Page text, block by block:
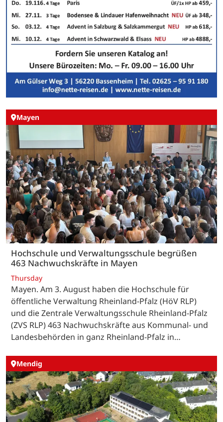
Mayen
Hochschule und Verwaltungsschule begrüßen
463 Nachwuchskräfte in Mayen
Thursday
Mayen. Am 3. August haben die Hochschule für
öffentliche Verwaltung Rheinland-Pfalz (HöV RLP)
und die Zentrale Verwaltungsschule Rheinland-Pfalz
(ZVS RLP) 463 Nachwuchskräfte aus Kommunal- und
Landesbehörden in ganz Rheinland-Pfalz in…
Mendig